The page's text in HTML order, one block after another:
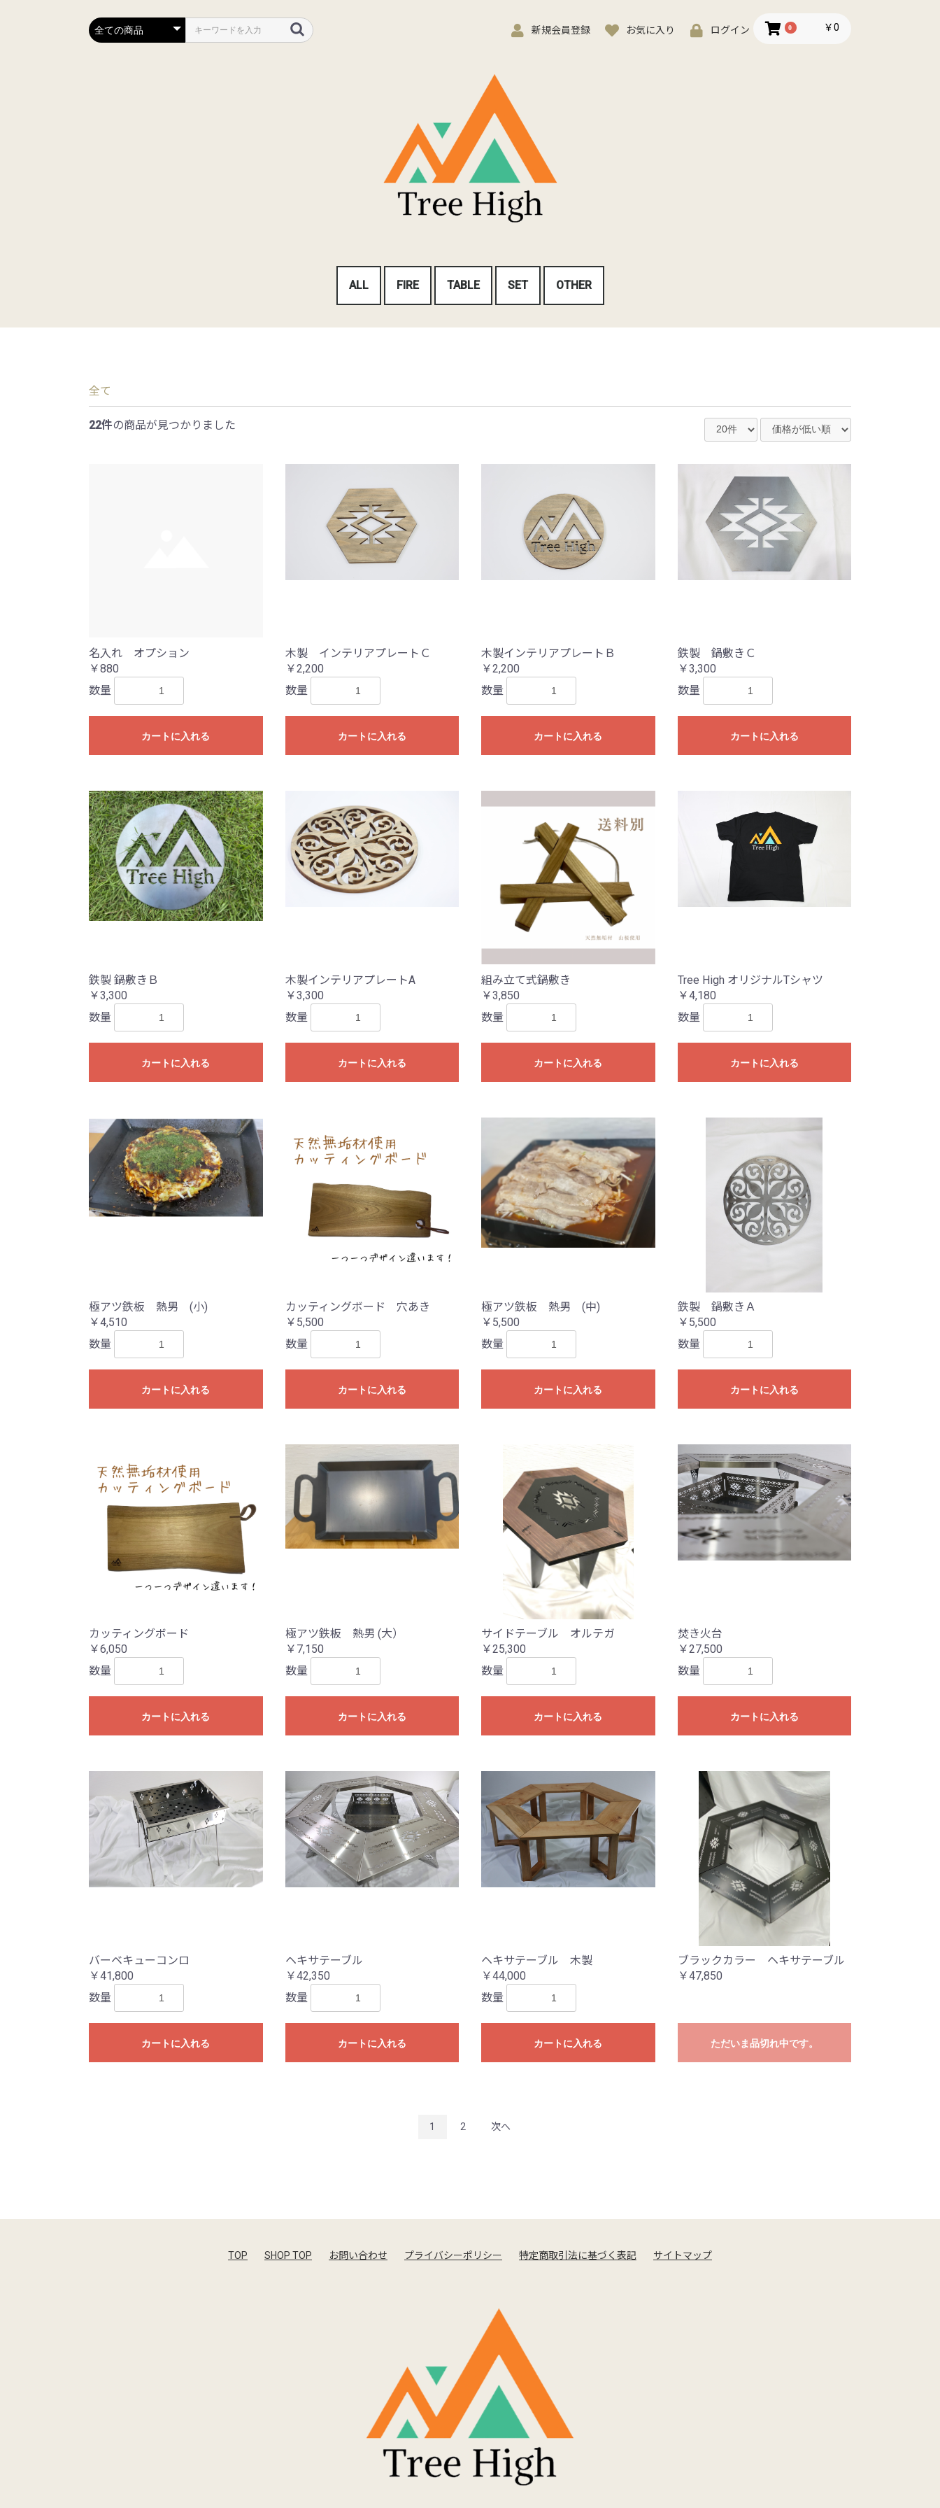
新規会員登録 お気に入り ログイン 0 ￥0
ALL FIRE TABLE SET OTHER
全て
22件の商品が見つかりました
名入れ オプション
￥880
数量
カートに入れる
木製 インテリアプレートＣ
￥2,200
数量
カートに入れる
木製インテリアプレートＢ
￥2,200
数量
カートに入れる
鉄製 鍋敷きＣ
￥3,300
数量
カートに入れる
鉄製 鍋敷きＢ
￥3,300
数量
カートに入れる
木製インテリアプレートA
￥3,300
数量
カートに入れる
組み立て式鍋敷き
￥3,850
数量
カートに入れる
Tree High オリジナルTシャツ
￥4,180
数量
カートに入れる
極アツ鉄板 熱男 (小)
￥4,510
数量
カートに入れる
カッティングボード 穴あき
￥5,500
数量
カートに入れる
極アツ鉄板 熱男 (中)
￥5,500
数量
カートに入れる
鉄製 鍋敷きＡ
￥5,500
数量
カートに入れる
カッティングボード
￥6,050
数量
カートに入れる
極アツ鉄板 熱男 (大）
￥7,150
数量
カートに入れる
サイドテーブル オルテガ
￥25,300
数量
カートに入れる
焚き火台
￥27,500
数量
カートに入れる
バーベキューコンロ
￥41,800
数量
カートに入れる
ヘキサテーブル
￥42,350
数量
カートに入れる
ヘキサテーブル 木製
￥44,000
数量
カートに入れる
ブラックカラー ヘキサテーブル
￥47,850
ただいま品切れ中です。
1 2 次へ
TOP SHOP TOP お問い合わせ プライバシーポリシー 特定商取引法に基づく表記 サイトマップ